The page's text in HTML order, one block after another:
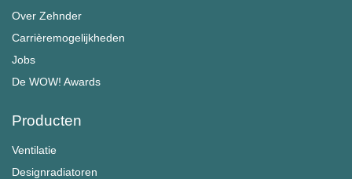
Over Zehnder
Carrièremogelijkheden
Jobs
De WOW! Awards
Producten
Ventilatie
Designradiatoren